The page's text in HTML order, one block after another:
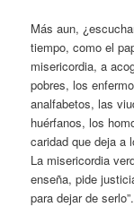
Más aun,
tiempo, como el
misericordia, a
pobres, los
analfabetos, las
huérfanos, los
caridad que deja a
La misericordia
enseña, pide
para dejar de serlo”.